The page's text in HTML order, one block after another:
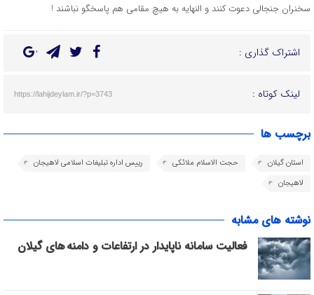
سخنران جنجالی دعوت کنند و النهایه به هیچ مقامی هم پاسخگو نباشند !
اشتراک گذاری :
لینک کوتاه : https://lahijdeylam.ir/?p=3743
برچسب ها
استان گیلان حجت الاسلام ملائکی
رییس اداره تبلیغات اسلامی لاهیجان
لاهیجان
نوشته های مشابه
فعالیت سامانه ناپایدار در ارتفاعات و دامنه های گیلان